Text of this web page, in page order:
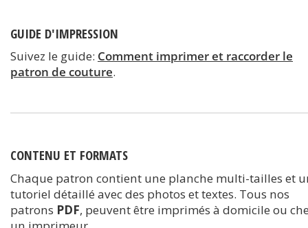
GUIDE D'IMPRESSION
Suivez le guide: Comment imprimer et raccorder le
patron de couture.
CONTENU ET FORMATS
Chaque patron contient une planche multi-tailles et
tutoriel détaillé avec des photos et textes. Tous nos
patrons PDF, peuvent être imprimés à domicile ou